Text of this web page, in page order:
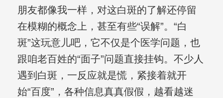
朋友都像我一样，对这白斑的了解还停留
在模糊的概念上，甚至有些“误解”。“白
斑”这玩意儿吧，它不仅是个医学问题，也
跟咱老百姓的“面子”问题直接挂钩。不少人
遇到白斑，一反应就是慌，紧接着就开
始“百度”，各种信息真真假假，越看越迷